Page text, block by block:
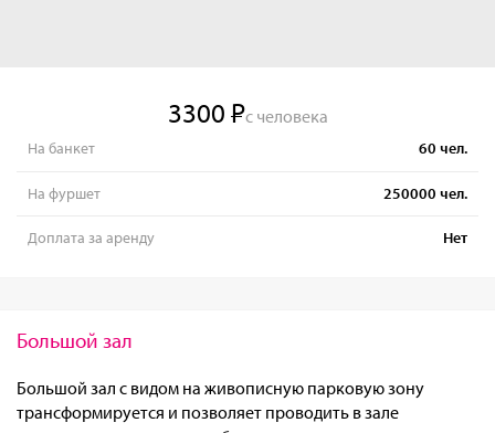
3300 с человека
На банкет 60 чел.
На фуршет 250000 чел.
Доплата за аренду Нет
Большой зал
Большой зал с видом на живописную парковую зону
трансформируется и позволяет проводить в зале